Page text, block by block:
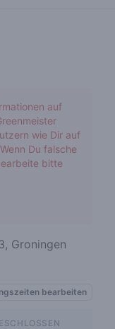
auf
wie Dir auf
Du falsche
bitte
Groningen
bearbeiten